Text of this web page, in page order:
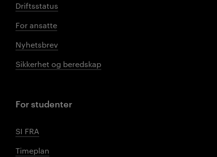
Driftsstatus
For ansatte
Nyhetsbrev
Sikkerhet og beredskap
For studenter
SI FRA
Timeplan